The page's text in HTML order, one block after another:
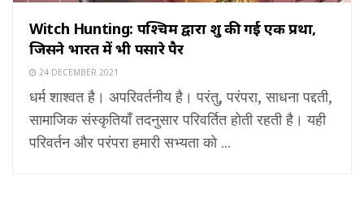
Witch Hunting: पश्चिम द्वारा शुरू की गई एक प्रथा,
जिसने भारत में भी पसारे पैर
24 DECEMBER 2021
धर्म शाश्वत है। अपरिवर्तनीय है। परंतु, परंपरा, साधना पद्दती,
सामाजिक संस्कृतियाँ तदनुसार परिवर्तित होती रहती है। यही
परिवर्तन और परंपरा हमारी सभ्यता को ...